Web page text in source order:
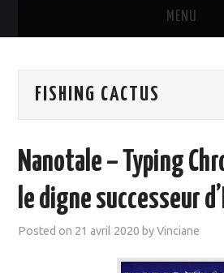
MENU
QUI SUIS-JE?
DOCUMENTS
MOOC SUIVIS
FISHING CACTUS
Nanotale – Typing
le digne successeur
Posted on 21 avril 2020 byVinciane